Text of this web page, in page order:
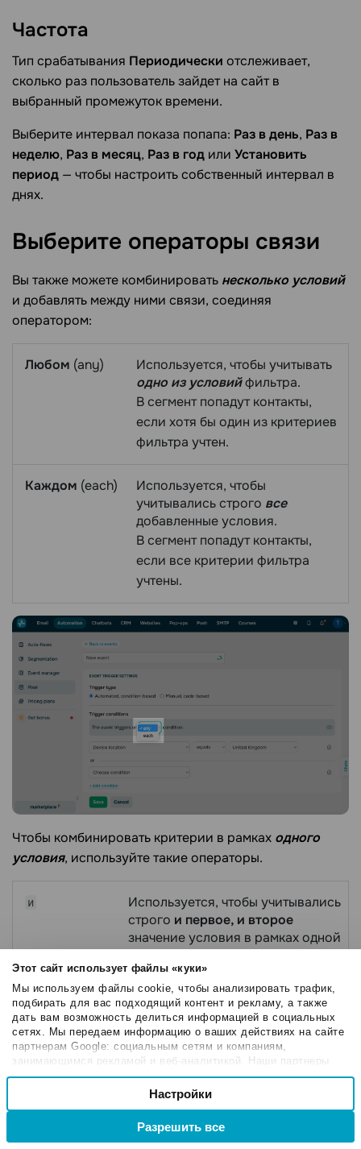
Этот сайт использует файлы «куки»
Мы используем файлы cookie, чтобы анализировать трафик,
подбирать для вас подходящий контент и рекламу, а также
дать вам возможность делиться информацией в социальных
сетях. Мы передаем информацию о ваших действиях на сайте
партнерам Google: социальным сетям и компаниям,
занимающимся рекламой и веб-аналитикой. Наши партнеры
могут комбинировать эти сведения с предоставленной вами
информацией, а также данными, которые они получили при
использовании вами их сервисов.
Выбор
Настроечные
Настройки
Разрешить все
Частота
Тип срабатывания Периодически отслеживает,
сколько раз пользователь зайдет на сайт в
выбранный промежуток времени.
Выберите интервал показа попапа: Раз в день, Раз в
неделю, Раз в месяц, Раз в год или Установить
период — чтобы настроить собственный интервал в
днях.
Выберите операторы связи
Вы также можете комбинировать несколько условий
и добавлять между ними связи, соединяя
оператором:
Любом (any)
Используется, чтобы учитывать
одно из условийфильтра.
В сегмент попадут контакты,
если хотя бы один из критериев
фильтра учтен.
Каждом (each)
Используется, чтобы
учитывались строго все
добавленные условия.
В сегмент попадут контакты,
если все критерии фильтра
учтены.
Чтобы комбинировать критерии в рамках одного
условия, используйте такие операторы.
и
Используется, чтобы учитывались
строго и первое, и второе
значение условия в рамках одной
группы критериев.
или
Используется, чтобы учитывать
одно из значенийусловий одной
группы критериев.